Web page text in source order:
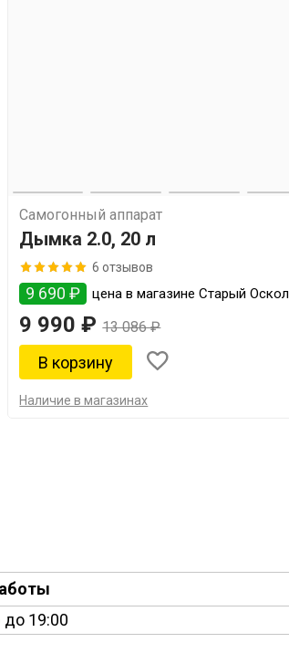
Самогонный аппарат
Дымка 2.0, 20 л
6 отзывов
9 690 ₽ цена в магазине Старый Оскол
9 990 ₽ 13 086 ₽
Наличие в магазинах
до 19:00